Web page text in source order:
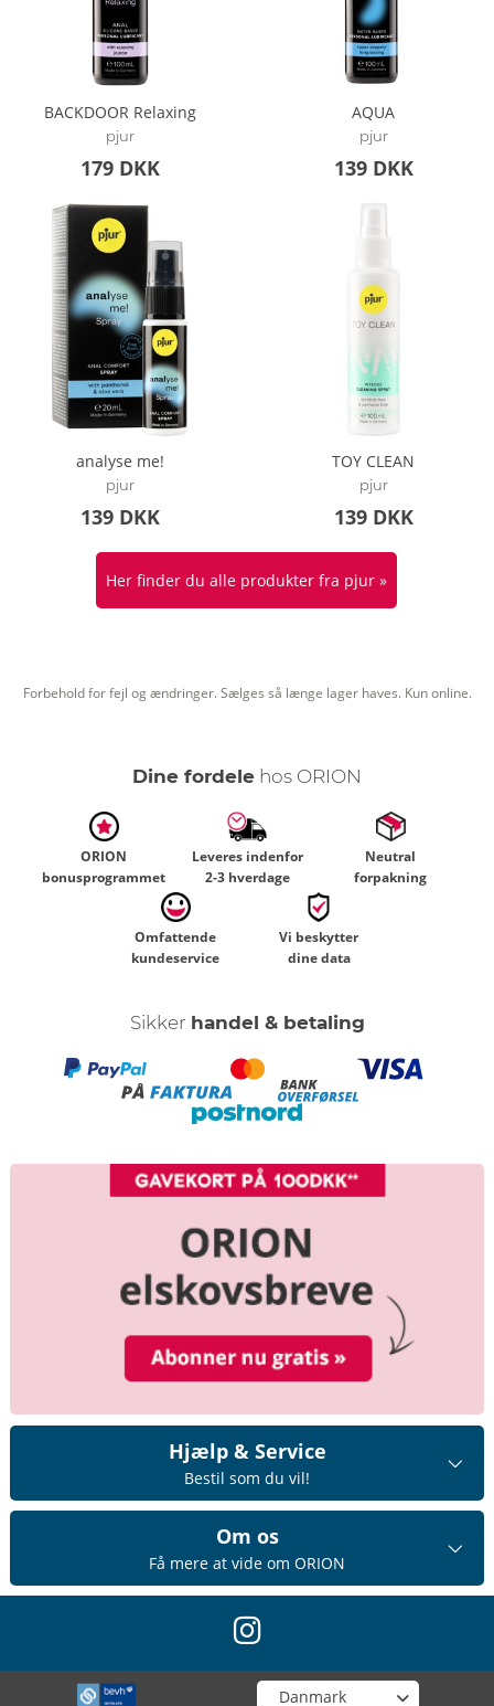
BACKDOOR Relaxing
pjur
179 DKK
AQUA
pjur
139 DKK
analyse me!
pjur
139 DKK
TOY CLEAN
pjur
139 DKK
Her finder du alle produkter fra pjur »
Forbehold for fejl og ændringer. Sælges så længe lager haves. Kun online.
Dine fordele hos ORION
ORION
bonusprogrammet
Leveres indenfor
2-3 hverdage
Neutral
forpakning
Omfattende
kundeservice
Vi beskytter
dine data
Sikker handel & betaling
Hjælp & Service
Bestil som du vil!
Om os
Få mere at vide om ORION
instagram
Vælg din butik